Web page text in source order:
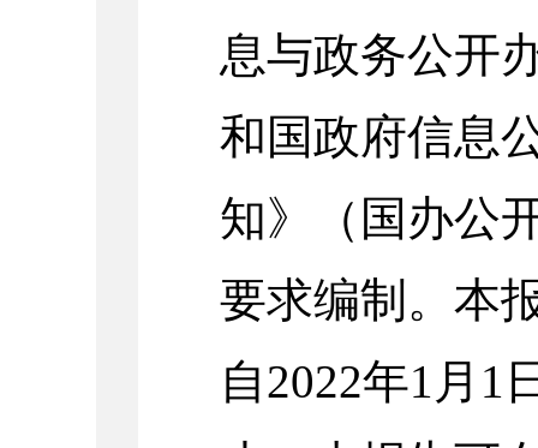
息与政务公开
和国政府信息
知》（国办公
要求编制。 本
自2022年1月1